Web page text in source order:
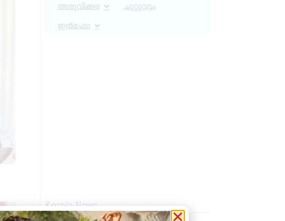
അരുവിക്കര ചുറ്റുവട്ടം
ഇൻഫോ
Kerala News